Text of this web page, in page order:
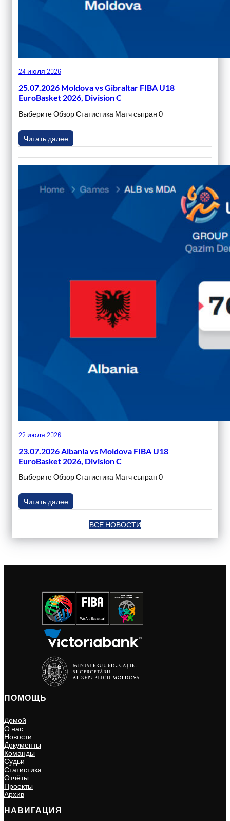
24 июля 2026
25.07.2026 Moldova vs Gibraltar FIBA U18
EuroBasket 2026, Division C
Выберите Обзор Статистика Матч сыгран 0
Читать далее
22 июля 2026
23.07.2026 Albania vs Moldova FIBA U18
EuroBasket 2026, Division C
Выберите Обзор Статистика Матч сыгран 0
Читать далее
ВСЕ НОВОСТИ
ПОМОЩЬ
Домой
О нас
Новости
Документы
Команды
Судьи
Статистика
Отчёты
Проекты
Архив
НАВИГАЦИЯ